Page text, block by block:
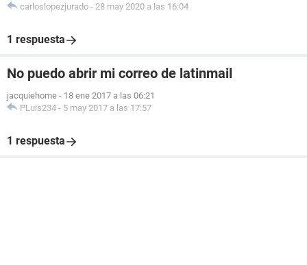
carloslopezjurado - 28 may 2020 a las 16:04
1 respuesta
No puedo abrir mi correo de latinmail
jacquiehome - 18 ene 2017 a las 06:21
PLuis234 - 5 may 2017 a las 17:57
1 respuesta